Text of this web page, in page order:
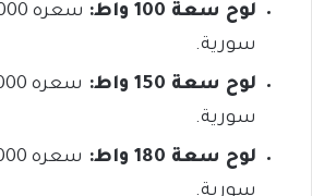
لوح سعة 100 واط: سعره 140000 : 165000
سورية.
لوح سعة 150 واط:
سعره
سورية.
لوح سعة 180 واط:
سعره
سورية.